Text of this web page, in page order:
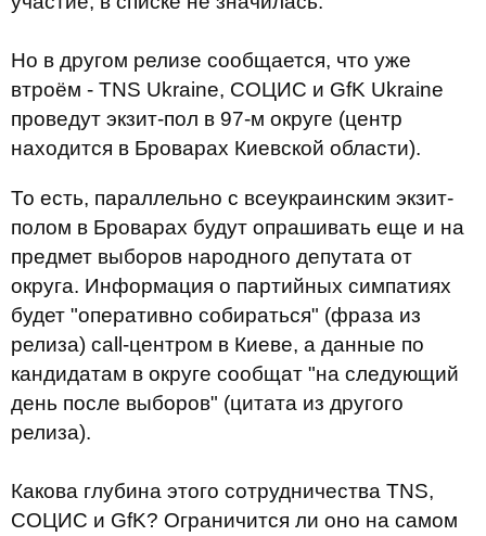
Но в другом релизе сообщается, что уже
втроём - TNS Ukraine, СОЦИС и GfK Ukraine
проведут экзит-пол в 97-м округе (центр
находится в Броварах Киевской области).
То есть, параллельно с всеукраинским экзит-
полом в Броварах будут опрашивать еще и на
предмет выборов народного депутата от
округа. Информация о партийных симпатиях
будет "оперативно собираться" (фраза из
релиза) call-центром в Киеве, а данные по
кандидатам в округе сообщат "на следующий
день после выборов" (цитата из другого
релиза).
Какова глубина этого сотрудничества TNS,
СОЦИС и GfK? Ограничится ли оно на самом